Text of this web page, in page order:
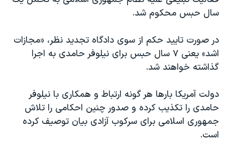
سال حبس محکوم شد.
در صورت تایید حکم از سوی دادگاه تجدید نظر، «مجازات
اشد» یعنی ۷ سال حبس برای نیلوفر حامدی به اجرا
گذاشته خواهند شد.
دولت آمریکا بارها هر گونه ارتباط و همکاری با نیلوفر
حامدی را تکذیب کرده و صدور چنین احکامی را تلاش
جمهوری اسلامی برای سرکوب آزادی بیان توصیف کرده
است.